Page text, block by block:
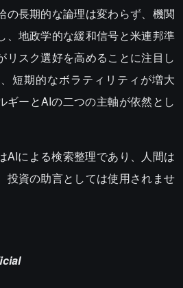
の長期的な論理は変わらず、機関
、地政学的な緩和信号と米連邦準
リスク選好を高めることに注目し
短期的なボラティリティが増大
ギーとAIの二つの主軸が依然とし
AIによる検索整理であり、人間は
投資の助言としては使用されませ